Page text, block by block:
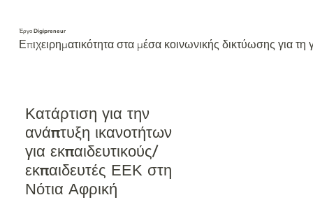
Έργο Digipreneur
Επιχειρηματικότητα στα μέσα κοινωνικής δικτύωσης για τη
Κατάρτιση για την
ανάπτυξη ικανοτήτων
για εκπαιδευτικούς/
εκπαιδευτές ΕΕΚ στη
Νότια Αφρική